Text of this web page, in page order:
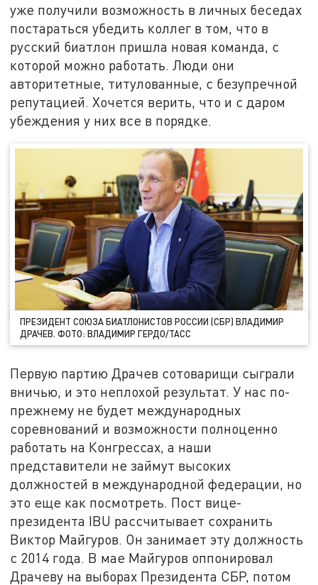
уже получили возможность в личных беседах
постараться убедить коллег в том, что в
русский биатлон пришла новая команда, с
которой можно работать. Люди они
авторитетные, титулованные, с безупречной
репутацией. Хочется верить, что и с даром
убеждения у них все в порядке.
ПРЕЗИДЕНТ СОЮЗА БИАТЛОНИСТОВ РОССИИ (СБР) ВЛАДИМИР
ДРАЧЕВ. ФОТО: ВЛАДИМИР ГЕРДО/ТАСС
Первую партию Драчев сотоварищи сыграли
вничью, и это неплохой результат. У нас по-
прежнему не будет международных
соревнований и возможности полноценно
работать на Конгрессах, а наши
представители не займут высоких
должностей в международной федерации, но
это еще как посмотреть. Пост вице-
президента IBU рассчитывает сохранить
Виктор Майгуров. Он занимает эту должность
с 2014 года. В мае Майгуров оппонировал
Драчеву на выборах Президента СБР, потом